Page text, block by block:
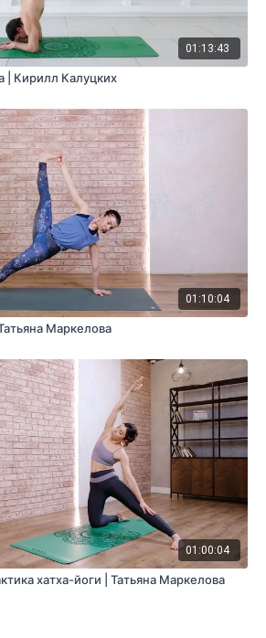
01:13:43
| Кирилл Калуцких
01:10:04
Маркелова
01:00:04
хатха-йоги | Татьяна Маркелова